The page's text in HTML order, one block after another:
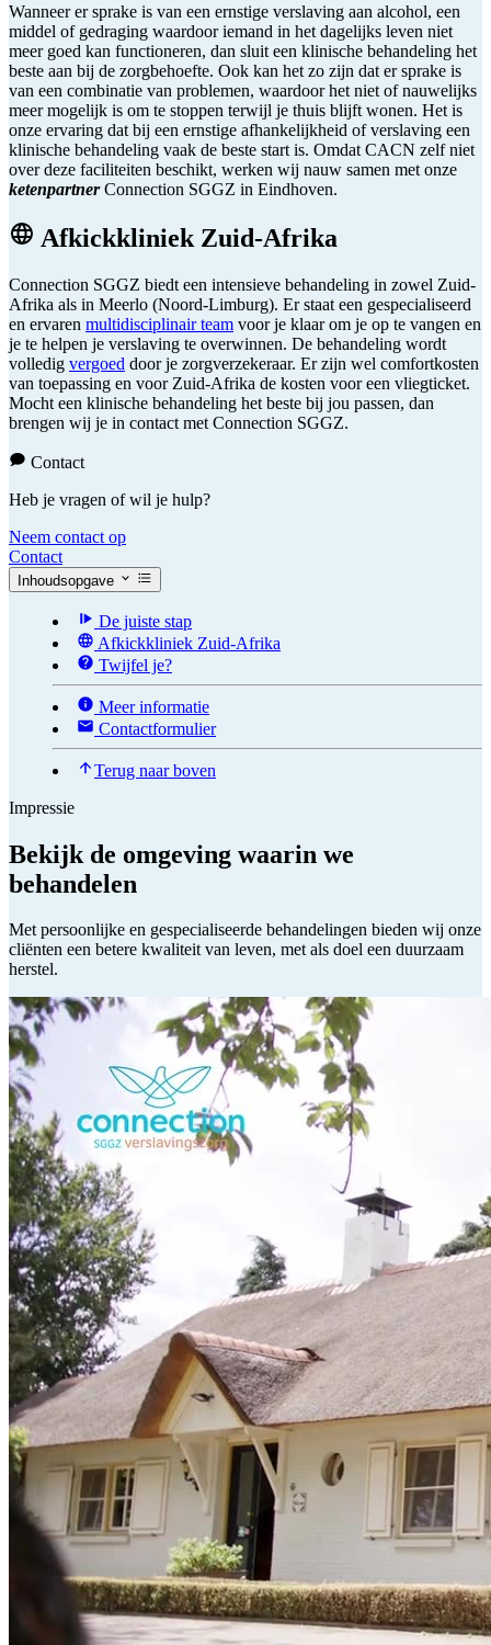
Wanneer er sprake is van een ernstige verslaving aan alcohol, een
middel of gedraging waardoor iemand in het dagelijks leven niet
meer goed kan functioneren, dan sluit een klinische behandeling het
beste aan bij de zorgbehoefte. Ook kan het zo zijn dat er sprake is
van een combinatie van problemen, waardoor het niet of nauwelijks
meer mogelijk is om te stoppen terwijl je thuis blijft wonen. Het is
onze ervaring dat bij een ernstige afhankelijkheid of verslaving een
klinische behandeling vaak de beste start is. Omdat CACN zelf niet
over deze faciliteiten beschikt, werken wij nauw samen met onze
ketenpartnerConnection SGGZ in Eindhoven.
Afkickkliniek Zuid-Afrika
Connection SGGZ biedt een intensieve behandeling in zowel Zuid-
Afrika als in Meerlo (Noord-Limburg). Er staat een gespecialiseerd
en ervaren multidisciplinair team voor je klaar om je op te vangen en
je te helpen je verslaving te overwinnen. De behandeling wordt
volledig vergoed door je zorgverzekeraar. Er zijn wel comfortkosten
van toepassing en voor Zuid-Afrika de kosten voor een vliegticket.
Mocht een klinische behandeling het beste bij jou passen, dan
brengen wij je in contact met Connection SGGZ.
Contact
Heb je vragen of wil je hulp?
Neem contact op
Contact
Inhoudsopgave
De juiste stap
Afkickkliniek Zuid-Afrika
Twijfel je?
Meer informatie
Contactformulier
Terug naar boven
Impressie
Bekijk de omgeving waarin we
behandelen
Met persoonlijke en gespecialiseerde behandelingen bieden wij onze
cliënten een betere kwaliteit van leven, met als doel een duurzaam
herstel.